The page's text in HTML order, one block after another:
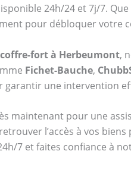
24h/24 et 7j/7.
pour débloquer votre
fort à Herbeumont,
Fichet-Bauche,
garantir une intervention
maintenant pour une
l’accès à vos
7 et faites confiance à